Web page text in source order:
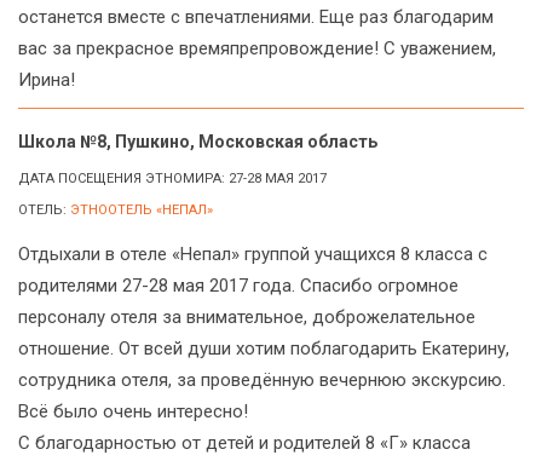
останется вместе с впечатлениями. Еще раз благодарим
вас за прекрасное времяпрепровождение! С уважением,
Ирина!
Школа №8, Пушкино, Московская область
ДАТА ПОСЕЩЕНИЯ ЭТНОМИРА: 27-28 МАЯ 2017
ОТЕЛЬ: ЭТНООТЕЛЬ «НЕПАЛ»
Отдыхали в отеле «Непал» группой учащихся 8 класса с
родителями 27-28 мая 2017 года. Спасибо огромное
персоналу отеля за внимательное, доброжелательное
отношение. От всей души хотим поблагодарить Екатерину,
сотрудника отеля, за проведённую вечернюю экскурсию.
Всё было очень интересно!
С благодарностью от детей и родителей 8 «Г» класса